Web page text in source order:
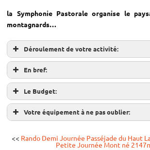
la Symphonie Pastorale organise le
montagnards…
Déroulement de votre activité:
En bref:
Le Budget:
Votre équipement à ne pas oublier:
<< Rando Demi Journée Passéjade du Haut
Petite Journée Mont né